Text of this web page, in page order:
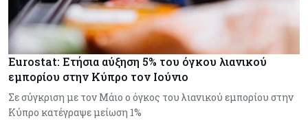
Eurostat: Ετήσια αύξηση 5% του όγκου λιανικού
εμπορίου στην Κύπρο τον Ιούνιο
Σε σύγκριση με τον Μάιο ο όγκος του λιανικού εμπορίου στην
Κύπρο κατέγραψε μείωση 1%